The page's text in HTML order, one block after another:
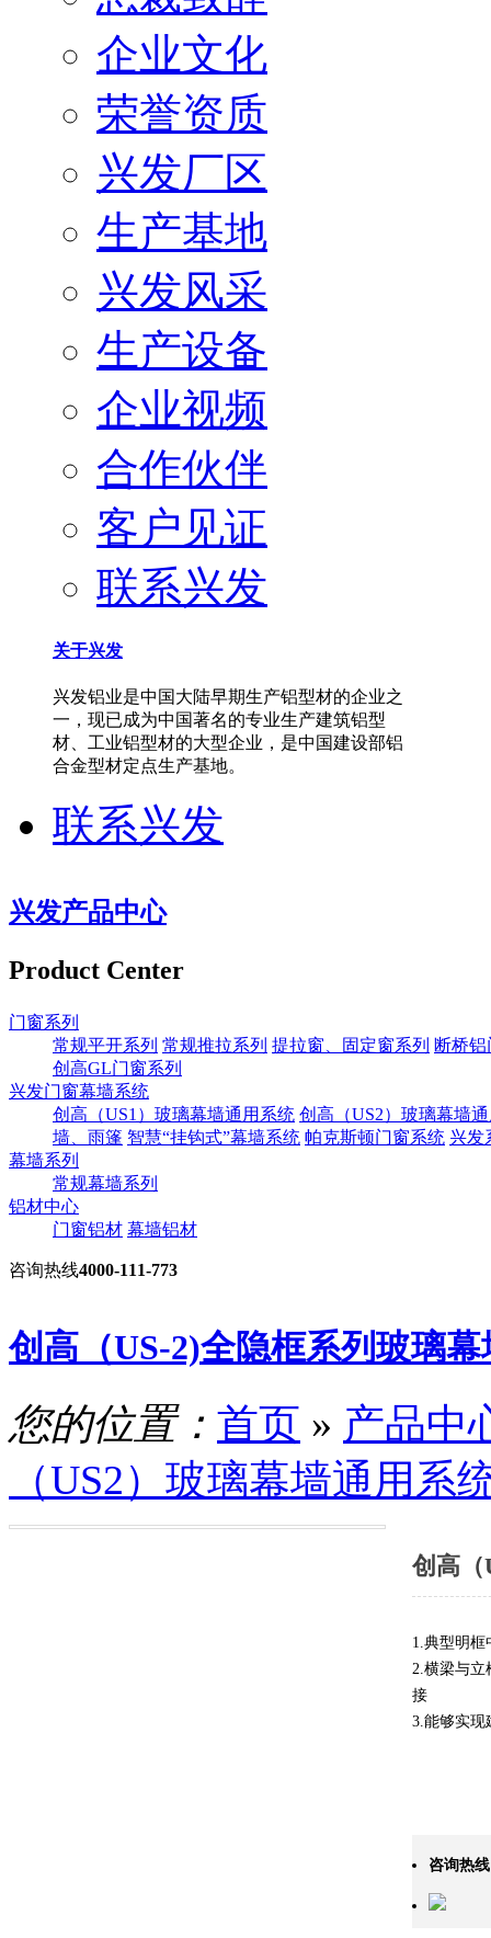
企业文化
荣誉资质
兴发厂区
生产基地
兴发风采
生产设备
企业视频
合作伙伴
客户见证
联系兴发
关于兴发
兴发铝业是中国大陆早期生产铝型材的企业之
一，现已成为中国著名的专业生产建筑铝型
材、工业铝型材的大型企业，是中国建设部铝
合金型材定点生产基地。
联系兴发
兴发产品中心
Product Center
门窗系列
常规平开系列 常规推拉系列 提拉窗、固定窗系列 断桥铝
创高GL门窗系列
兴发门窗幕墙系统
创高（US1）玻璃幕墙通用系统 创高（US2）玻璃幕墙
墙、雨篷 智慧“挂钩式”幕墙系统 帕克斯顿门窗系统 兴发
幕墙系列
常规幕墙系列
铝材中心
门窗铝材 幕墙铝材
咨询热线4000-111-773
创高（US-2)全隐框系列玻璃幕
您的位置： 首页 » 产品中
（US2）玻璃幕墙通用系
创高（
1.典型明框
2.横梁与立
接
3.能够实现
咨询热